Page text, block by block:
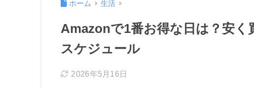
ホーム 生活
Amazonで1番お得な日は？安く
スケジュール
2026年5月16日